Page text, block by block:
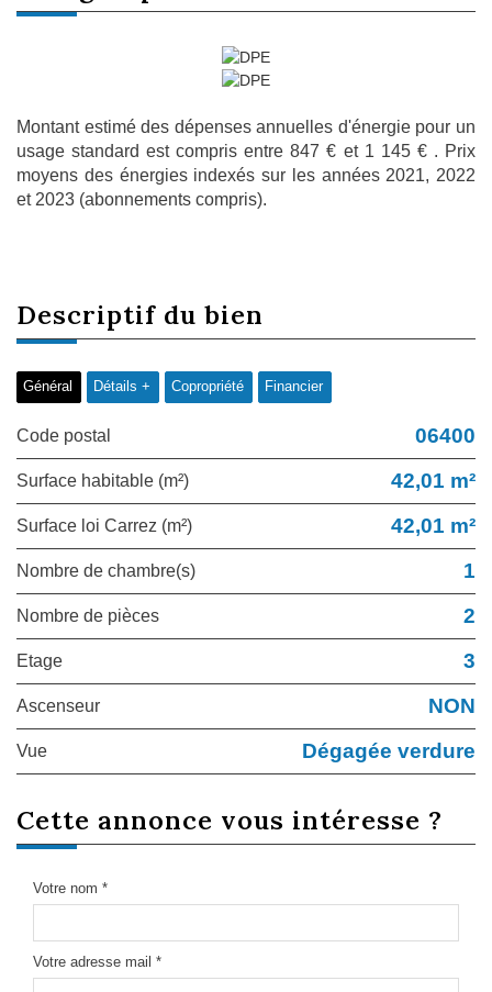
Montant estimé des dépenses annuelles d'énergie pour un
usage standard est compris entre 847 € et 1 145 € . Prix
moyens des énergies indexés sur les années 2021, 2022
et 2023 (abonnements compris).
descriptif du bien
Général Détails + Copropriété Financier
Code postal 06400
Surface habitable (m²) 42,01 m²
Surface loi Carrez (m²) 42,01 m²
Nombre de chambre(s) 1
Nombre de pièces 2
Etage 3
Ascenseur NON
Vue Dégagée verdure
cette annonce vous intéresse ?
Votre nom *
Votre adresse mail *